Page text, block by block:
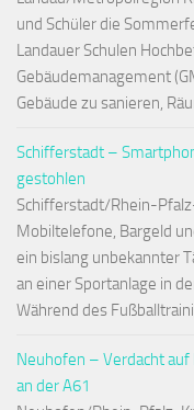
und Schüler die
Landauer Schulen
Gebäudemanagement
Gebäude zu sanieren,
Schifferstadt –
gestohlen
Schifferstadt/Rhein-
Mobiltelefone, Bargeld
ein bislang unbekannter
an einer Sportanlage in
Während des
Neuhofen – Verdacht
an der A61